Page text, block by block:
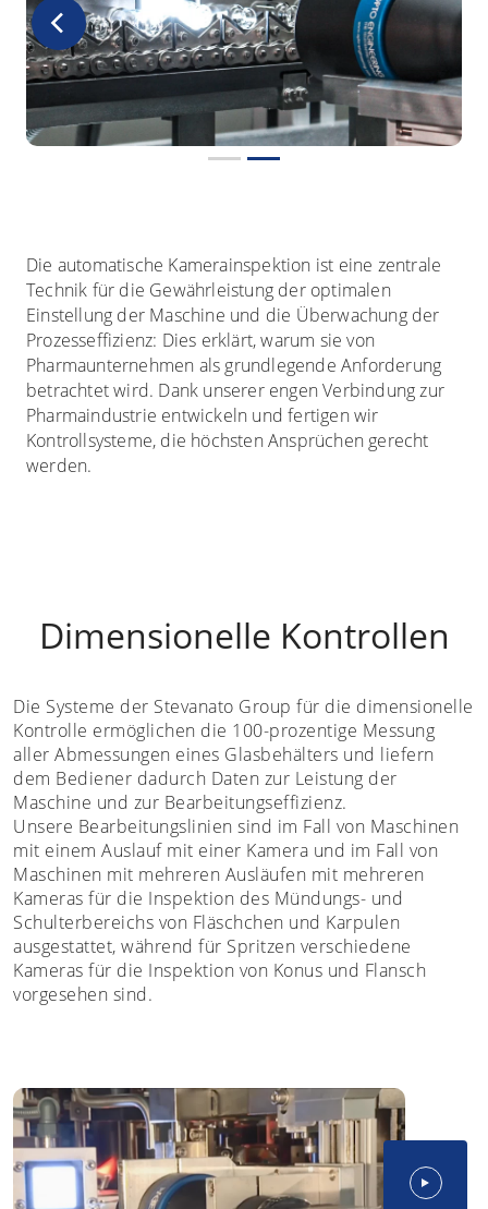
Die automatische Kamerainspektion ist eine zentrale
Technik für die Gewährleistung der optimalen
Einstellung der Maschine und die Überwachung der
Prozesseffizienz: Dies erklärt, warum sie von
Pharmaunternehmen als grundlegende Anforderung
betrachtet wird. Dank unserer engen Verbindung zur
Pharmaindustrie entwickeln und fertigen wir
Kontrollsysteme, die höchsten Ansprüchen gerecht
werden.
Dimensionelle Kontrollen
Die Systeme der Stevanato Group für die dimensionelle
Kontrolle ermöglichen die 100-prozentige Messung
aller Abmessungen eines Glasbehälters und liefern
dem Bediener dadurch Daten zur Leistung der
Maschine und zur Bearbeitungseffizienz.
Unsere Bearbeitungslinien sind im Fall von Maschinen
mit einem Auslauf mit einer Kamera und im Fall von
Maschinen mit mehreren Ausläufen mit mehreren
Kameras für die Inspektion des Mündungs- und
Schulterbereichs von Fläschchen und Karpulen
ausgestattet, während für Spritzen verschiedene
Kameras für die Inspektion von Konus und Flansch
vorgesehen sind.